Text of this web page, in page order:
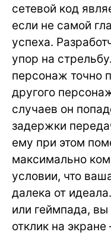
сетевой код
если не самой
успеха.
упор на
персонаж точно
другого
случаев он
задержки
ему при этом
максимально
условии, что
далека от
или геймпада,
отклик на